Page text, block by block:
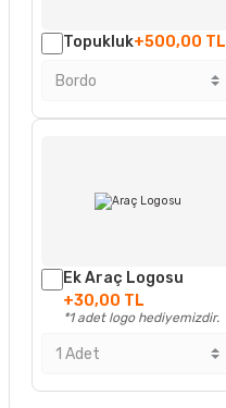
Topukluk+500,00 TL
Ek Araç Logosu
+30,00 TL
*1 adet logo hediyemizdir.